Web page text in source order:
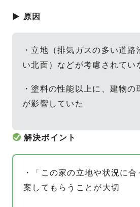
▶ 原因
・立地（排気ガスの多い道路
い北面）などが考慮されてい
・塗料の性能以上に、建物の
が影響していた
解決ポイント
・「この家の立地や状況に
案してもらうことが大切